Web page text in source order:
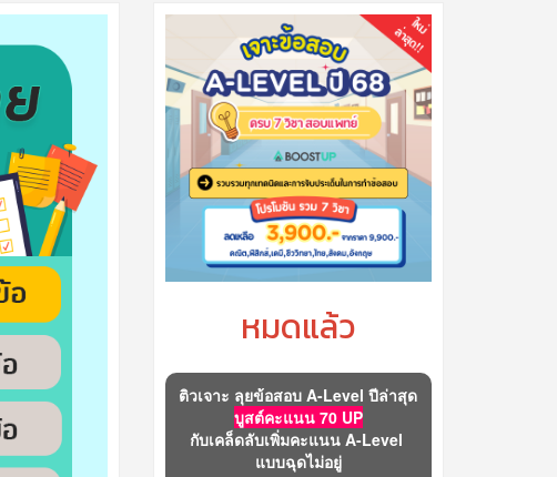
หมดแล้ว
ติวเจาะ ลุยข้อสอบ A-Level ปีล่าสุด
บูสต์คะแนน 70 UP
กับเคล็ดลับเพิ่มคะแนน A-Level
แบบฉุดไม่อยู่